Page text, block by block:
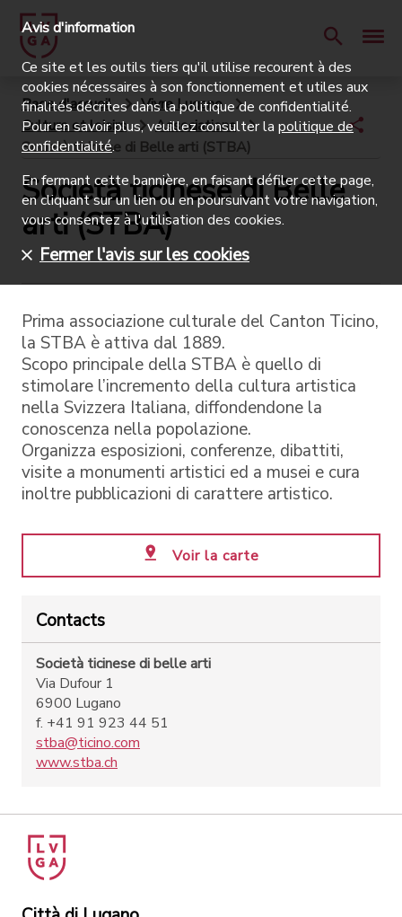
Page d'accueil
Vivre Lugano
Culture et loisirs
Associations
Società ticinese di Belle arti (STBA)
Società ticinese di Belle
arti (STBA)
Prima associazione culturale del Canton Ticino,
la STBA è attiva dal 1889.
Scopo principale della STBA è quello di
stimolare l’incremento della cultura artistica
nella Svizzera Italiana, diffondendone la
conoscenza nella popolazione.
Organizza esposizioni, conferenze, dibattiti,
visite a monumenti artistici ed a musei e cura
inoltre pubblicazioni di carattere artistico.
Voir la carte
Contacts
Società ticinese di belle arti
Via Dufour 1
6900 Lugano
f. +41 91 923 44 51
stba@ticino.com
www.stba.ch
Avis d'information
Ce site et les outils tiers qu'il utilise recourent à des
cookies nécessaires à son fonctionnement et utiles aux
finalités décrites dans la politique de confidentialité.
Pour en savoir plus, veuillez consulter la politique de
confidentialité.
En fermant cette bannière, en faisant défiler cette page,
en cliquant sur un lien ou en poursuivant votre navigation,
vous consentez à l'utilisation des cookies.
Fermer l'avis sur les cookies